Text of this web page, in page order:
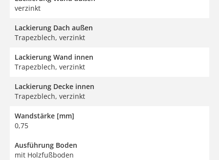
verzinkt
Lackierung Dach außen
Trapezblech, verzinkt
Lackierung Wand innen
Trapezblech, verzinkt
Lackierung Decke innen
Trapezblech, verzinkt
Wandstärke [mm]
0,75
Ausführung Boden
mit Holzfußboden